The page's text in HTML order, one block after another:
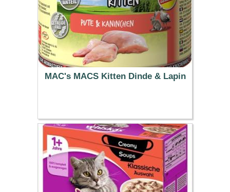
MAC's MACS Kitten Dinde & Lapin
9.19 €